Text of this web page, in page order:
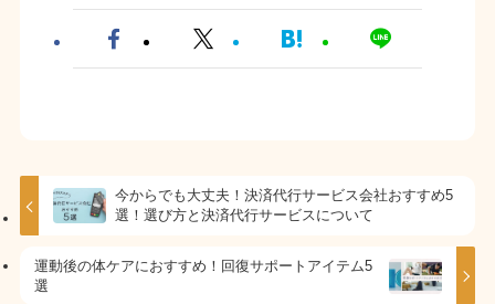
今からでも大丈夫！決済代行サービス会社おすすめ5
選！選び方と決済代行サービスについて
運動後の体ケアにおすすめ！回復サポートアイテム5
選